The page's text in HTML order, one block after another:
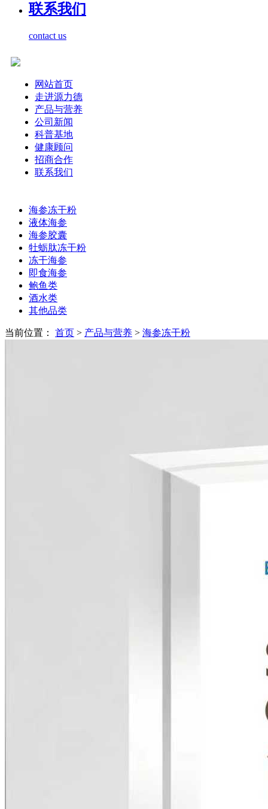
联系我们
contact us
网站首页
走进源力德
产品与营养
公司新闻
科普基地
健康顾问
招商合作
联系我们
海参冻干粉
液体海参
海参胶囊
牡蛎肽冻干粉
冻干海参
即食海参
鲍鱼类
酒水类
其他品类
当前位置： 首页 > 产品与营养 > 海参冻干粉